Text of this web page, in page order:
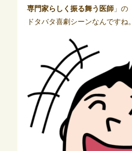
専門家らしく振る舞う医師」の
ドタバタ喜劇シーンなんですね。